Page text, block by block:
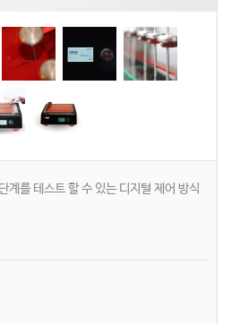
계를 테스트 할 수 있는 디지털 제어 방식